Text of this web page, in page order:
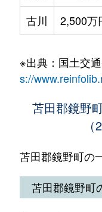
古川
2,500万
※出典：国土交
s://
苫田郡鏡野
苫田郡鏡野町の
苫田郡鏡野町